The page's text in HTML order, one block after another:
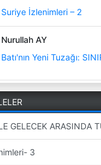
Suriye İzlenimleri – 2
Nurullah AY
Batı'nın Yeni Tuzağı:
GELECEK ARASINDA
3